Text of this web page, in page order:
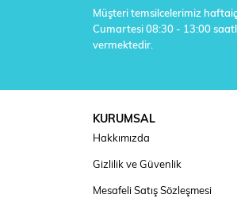
Müşteri temsilcelerimiz
Cumartesi 08:30 - 13:00
vermektedir.
KURUMSAL
Hakkımızda
Gizlilik ve Güvenlik
Mesafeli Satış Sözleşmesi